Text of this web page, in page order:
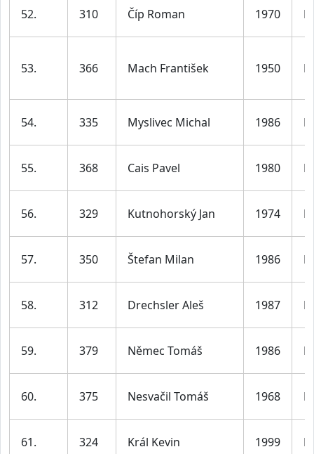
52. 310 Číp Roman 1970 M
53. 366 Mach František 1950 M
54. 335 Myslivec Michal 1986 M
55. 368 Cais Pavel 1980 M
56. 329 Kutnohorský Jan 1974 M
57. 350 Štefan Milan 1986 M
58. 312 Drechsler Aleš 1987 M
59. 379 Němec Tomáš 1986 M
60. 375 Nesvačil Tomáš 1968 M
61. 324 Král Kevin 1999 M